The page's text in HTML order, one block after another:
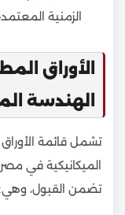
الزمنية
الأوراق
الهندسة
تشمل قائمة
الميكانيكية في
تضمن القبول، وهي: